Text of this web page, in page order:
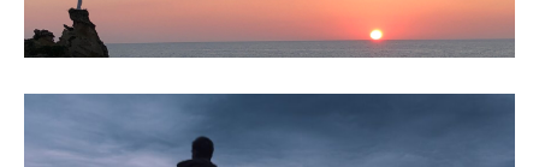
Méditer
Homélies, Poèmes
Poèmes
Homélies